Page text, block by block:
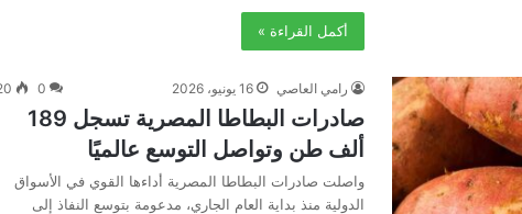
أكمل القراءة »
رامي العاصي 16 يونيو، 2026 0
صادرات البطاطا المصرية تسجل 189
ألف طن وتواصل التوسع عالميًا
واصلت صادرات البطاطا المصرية أداءها القوي في الأسواق
الدولية منذ بداية العام الجاري، مدعومة بتوسع النفاذ إلى